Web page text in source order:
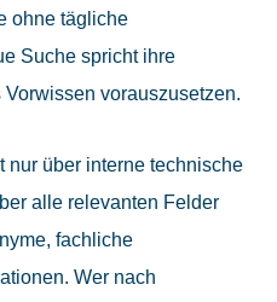
ohne tägliche
Suche spricht ihre
vorauszusetzen.
nur über interne technische
alle relevanten Felder
fachliche
Wer nach